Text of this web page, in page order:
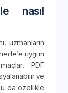
nasıl
uzmanların
uygun
PDF
ve
da özellikle